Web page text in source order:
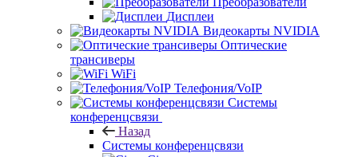
Дисплеи
Видеокарты NVIDIA
Оптические
трансиверы
WiFi
Телефония/VoIP
Системы
конференцсвязи
Назад
Системы конференцсвязи